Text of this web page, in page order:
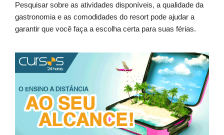
Pesquisar sobre as atividades disponíveis, a qualidade da
gastronomia e as comodidades do resort pode ajudar a
garantir que você faça a escolha certa para suas férias.